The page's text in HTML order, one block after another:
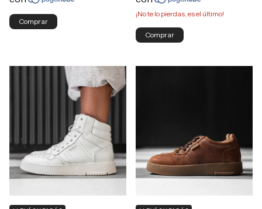
Comprar
¡No te lo pierdas, es el último!
Comprar